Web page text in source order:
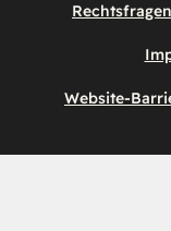
Rechtsfragen
Website-